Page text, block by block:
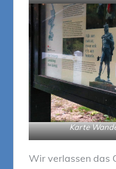
Karte
Wir verlassen das